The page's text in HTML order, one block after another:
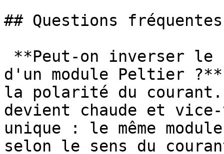
## Questions fréquentes
d'un module Peltier
la polarité du
devient chaude et
unique : le même
selon le sens du